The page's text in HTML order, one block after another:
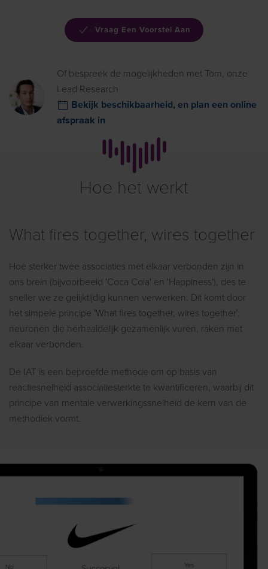
Vraag Een Voorstel Aan
Of bespreek de mogelijkheden met Tom, onze
Lead Research
Bekijk beschikbaarheid, en plan een online
afspraak in
Hoe het werkt
What fires together, wires together
Hoe sterker twee associaties met elkaar verbonden zijn in
ons brein (bijvoorbeeld 'Coca Cola' en 'Happiness'), des te
sneller we ze gelijktijdig kunnen verwerken. Dit komt door
het simpele principe 'What fires together, wires together':
neuronen die herhaaldelijk gezamenlijk vuren, raken met
elkaar verbonden.
De IAT is een beproefde methode om op basis van
reactiesnelheid associatiesterkte te kwantificeren, waarbij dit
principe van mentale verwerkingssnelheid de kern van de
methodiek vormt.